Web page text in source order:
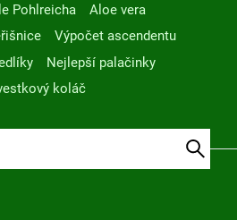
Pohlreicha
Aloe vera
Výpočet ascendentu
Nejlepší palačinky
koláč